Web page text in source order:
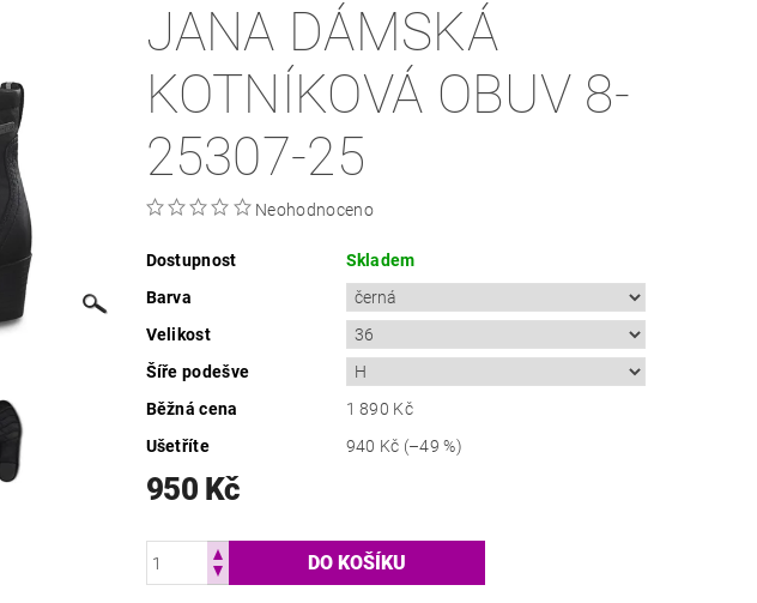
JANA DÁMSKÁ
KOTNÍKOVÁ OBUV 8-
25307-25
Neohodnoceno
Dostupnost
Skladem
Barva
Velikost
Šíře podešve
Běžná cena
1 890 Kč
Ušetříte
940 Kč (–49 %)
950 Kč